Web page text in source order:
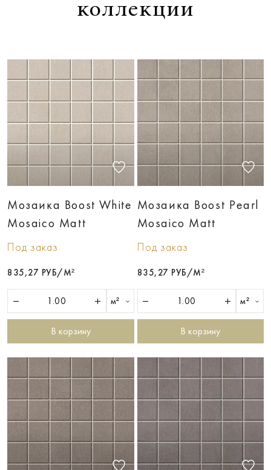
коллекции
Мозаика Boost White
Mosaico Matt
Под заказ
835,27 РУБ/М²
м²
В корзину
Мозаика Boost Pearl
Mosaico Matt
Под заказ
835,27 РУБ/М²
м²
В корзину